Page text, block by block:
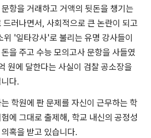
항을 거래하고 거액의 뒷돈을 챙기는
드러나면서, 사회적으로 큰 논란이 되고
위 '일타강사'로 불리는 유명 강사들이
을 주고 수능 모의고사 문항을 사들였
원에 달한다는 사실이 검찰 공소장을
다.
학원에 판 문제를 자신이 근무하는 학
에 그대로 출제해, 학교 내신의 공정성
혹을 받고 있습니다.